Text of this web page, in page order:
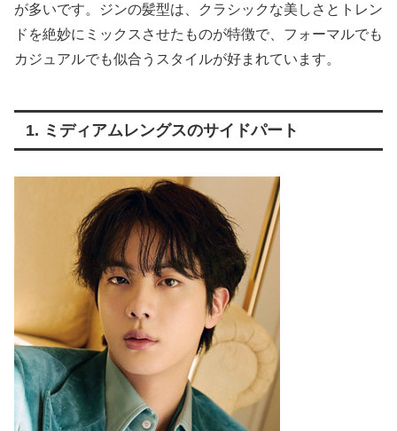
が多いです。ジンの髪型は、クラシックな美しさとトレン
ドを絶妙にミックスさせたものが特徴で、フォーマルでも
カジュアルでも似合うスタイルが好まれています。
1. ミディアムレングスのサイドパート